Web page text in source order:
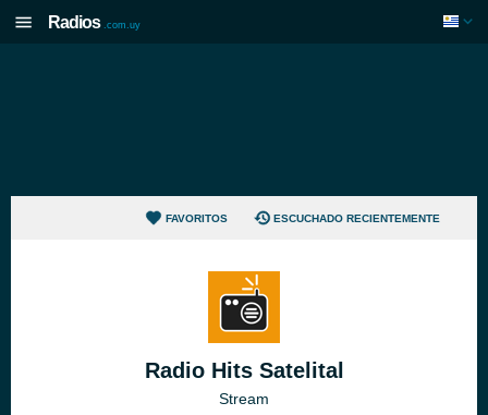
Radios .com.uy
FAVORITOS ESCUCHADO RECIENTEMENTE
Radio Hits Satelital
Stream